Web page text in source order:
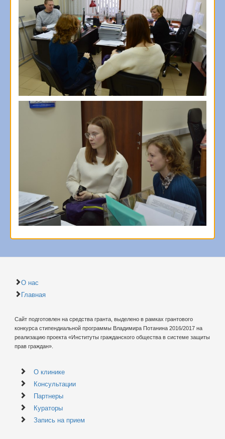
О нас
Главная
Сайт подготовлен на средства гранта, выделено в рамках грантового
конкурса стипендиальной программы Владимира Потанина 2016/2017 на
реализацию проекта «Институты гражданского общества в системе защиты
прав граждан».
О клинике
Консультации
Партнеры
Кураторы
Запись на прием